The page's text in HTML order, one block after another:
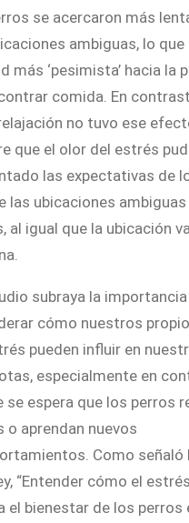
se acercaron más
ambiguas, lo que
más ‘pesimista’ hacia la
comida. En
no tuvo ese
que el olor del estrés
las expectativas de
las ubicaciones
al igual que la ubicación
subraya la
cómo nuestros
pueden influir en
especialmente en
se espera que los perros
o aprendan nuevos
Como señaló
“Entender cómo el
el bienestar de los perros